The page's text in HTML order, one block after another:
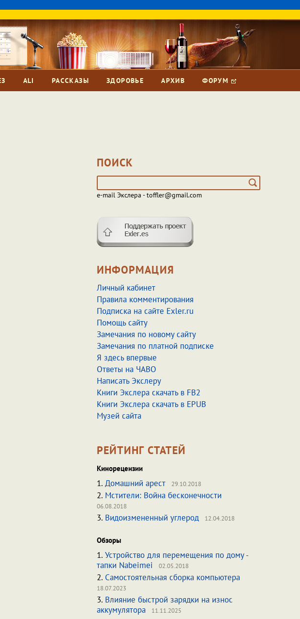
ALI РАССКАЗЫ ЗДОРОВЬЕ АРХИВ ФОРУМ
ПОИСК
e-mail Экслера - toffler@gmail.com
ИНФОРМАЦИЯ
Личный кабинет
Правила комментирования
Подписка на сайте Exler.ru
Помощь сайту
Замечания по новому сайту
Замечания по платной подписке
Я здесь впервые
Ответы на ЧАВО
Написать Экслеру
Книги Экслера скачать в FB2
Книги Экслера скачать в EPUB
Музей сайта
РЕЙТИНГ СТАТЕЙ
Кинорецензии
1. Домашний арест 29.10.2018
2. Мстители: Война бесконечности
06.08.2018
3. Видоизмененный углерод 12.04.2018
Обзоры
1. Устройство для перемещения по дому -
тапки Nabeimei
02.05.2018
2. Самостоятельная сборка компьютера
18.07.2023
3. Влияние быстрой зарядки на износ
аккумулятора
11.11.2025